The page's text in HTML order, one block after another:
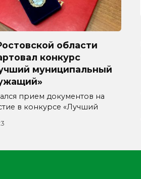
области
конкурс
муниципальный
прием документов на
в конкурсе «Лучший